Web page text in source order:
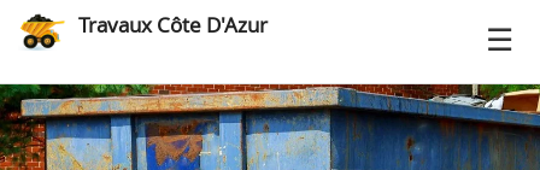
Travaux Côte D'Azur